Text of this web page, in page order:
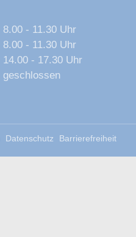
8.00 - 11.30 Uhr
8.00 - 11.30 Uhr
14.00 - 17.30 Uhr
geschlossen
Datenschutz Barrierefreiheit